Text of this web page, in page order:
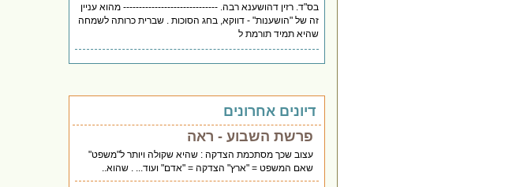
בס"ד. רזין דהושענא רבה. ------------------------------ מהוא עניין
זה של "הושענות" - דווקא, בחג הסוכות . שברית כרותה לשמחה
שהיא תמיד תורמת ל
דיונים אחרונים
פרשת השבוע - ראה
עצוב שכך מסתכמת הצדקה : שהיא שקולה ויותר ל"משפט"
שאם המשפט = "ארץ" הצדקה = "אדם" ועוד... . שהוא..